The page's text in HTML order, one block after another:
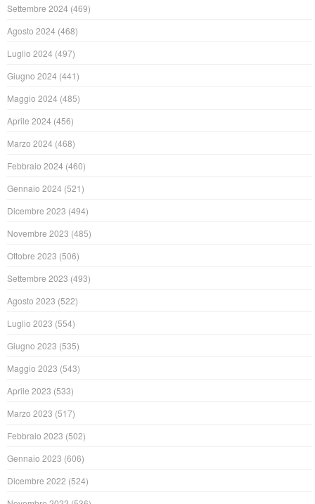
Settembre 2024 (469)
Agosto 2024 (468)
Luglio 2024 (497)
Giugno 2024 (441)
Maggio 2024 (485)
Aprile 2024 (456)
Marzo 2024 (468)
Febbraio 2024 (460)
Gennaio 2024 (521)
Dicembre 2023 (494)
Novembre 2023 (485)
Ottobre 2023 (506)
Settembre 2023 (493)
Agosto 2023 (522)
Luglio 2023 (554)
Giugno 2023 (535)
Maggio 2023 (543)
Aprile 2023 (533)
Marzo 2023 (517)
Febbraio 2023 (502)
Gennaio 2023 (606)
Dicembre 2022 (524)